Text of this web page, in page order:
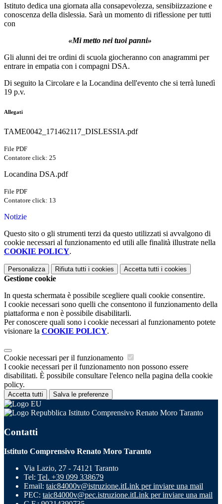
Istituto dedica una giornata alla consapevolezza, sensibiizzazione e
conoscenza della dislessia. Sarà un momento di riflessione per tutti
con
«Mi metto nei tuoi panni»
Gli alunni dei tre ordini di scuola giocheranno con anagrammi per
entrare in empatia con i compagni DSA.
Di seguito la Circolare e la Locandina dell'evento che si terrà lunedì
19 p.v.
Allegati
TAME0042_171462117_DISLESSIA.pdf
File PDF
Contatore click: 25
Locandina DSA.pdf
File PDF
Contatore click: 13
Notizie
Questo sito o gli strumenti terzi da questo utilizzati si avvalgono di
cookie necessari al funzionamento ed utili alle finalità illustrate nella
COOKIE POLICY.
Personalizza Rifiuta tutti i cookies Accetta tutti i cookies
Gestione cookie
In questa schermata è possibile scegliere quali cookie consentire.
I cookie necessari sono quelli che consentono il funzionamento della
piattaforma e non è possibile disabilitarli.
Per conoscere quali sono i cookie necessari al funzionamento potete
visionare la COOKIE POLICY.
Cookie necessari per il funzionamento
I cookie necessari per il funzionamento non possono essere
disabilitati. È possibile consultare l'elenco nella pagina della cookie
policy.
Accetta tutti Salva le preferenze
Istituto Comprensivo Renato Moro Taranto
Contatti
Istituto Comprensivo Renato Moro Taranto
Via Lazio, 27 - 74121 Taranto
Tel: Tel. +39 099 338679
Email: taic84000v@istruzione.itLink per inviare una mail
PEC: taic84000v@pec.istruzione.itLink per inviare una mail